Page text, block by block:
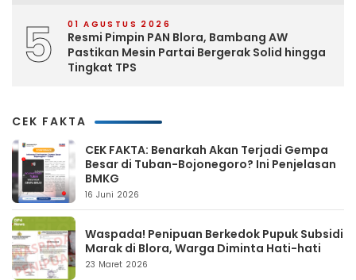
5 01 AGUSTUS 2026
Resmi Pimpin PAN Blora, Bambang AW
Pastikan Mesin Partai Bergerak Solid hingga
Tingkat TPS
CEK FAKTA
CEK FAKTA: Benarkah Akan Terjadi Gempa
Besar di Tuban-Bojonegoro? Ini Penjelasan
BMKG
16 Juni 2026
Waspada! Penipuan Berkedok Pupuk Subsidi
Marak di Blora, Warga Diminta Hati-hati
23 Maret 2026